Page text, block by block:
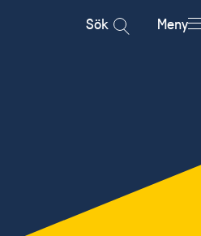
Sök Meny